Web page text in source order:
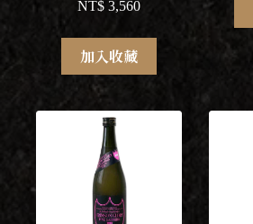
NT$ 3,560
加入收藏